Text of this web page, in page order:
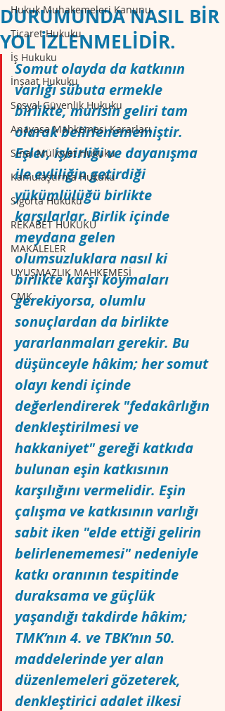
Hukuk Muhakemeleri Kanunu
Ticaret Hukuku
İş Hukuku
İnşaat Hukuku
Sosyal Güvenlik Hukuku
Anayasa Mahkemesi Kararları
Sınai Mülkiyet Hukuku
Kamulaştırma Hukuku
Sigorta Hukuku
REKABET HUKUKU
MAKALELER
UYUŞMAZLIK MAHKEMESİ
CMK
DURUMUNDA NASIL BİR
YOL İZLENMELİDİR.
Somut olayda da katkının
varlığı sübuta ermekle
birlikte, murisin geliri tam
olarak belirlenememiştir.
Eşler, işbirliği ve dayanışma
ile evliliğin getirdiği
yükümlülüğü birlikte
karşılarlar. Birlik içinde
meydana gelen
olumsuzluklara nasıl ki
birlikte karşı koymaları
gerekiyorsa, olumlu
sonuçlardan da birlikte
yararlanmaları gerekir. Bu
düşünceyle hâkim; her somut
olayı kendi içinde
değerlendirerek "fedakârlığın
denkleştirilmesi ve
hakkaniyet" gereği katkıda
bulunan eşin katkısının
karşılığını vermelidir. Eşin
çalışma ve katkısının varlığı
sabit iken "elde ettiği gelirin
belirlenememesi" nedeniyle
katkı oranının tespitinde
duraksama ve güçlük
yaşandığı takdirde hâkim;
TMK’nın 4. ve TBK’nın 50.
maddelerinde yer alan
düzenlemeleri gözeterek,
denkleştirici adalet ilkesi